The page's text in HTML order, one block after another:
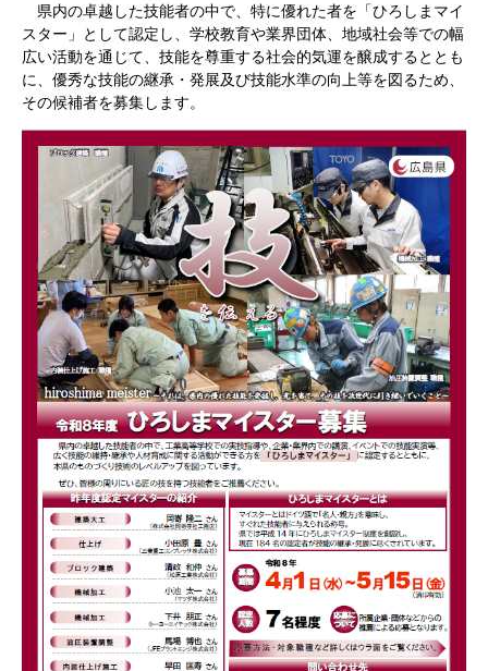
県内の卓越した技能者の中で、特に優れた者を「ひろしまマイ
スター」として認定し、学校教育や業界団体、地域社会等での幅
広い活動を通じて、技能を尊重する社会的気運を醸成するととも
に、優秀な技能の継承・発展及び技能水準の向上等を図るため、
その候補者を募集します。